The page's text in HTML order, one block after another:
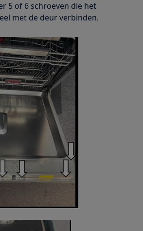
5 of 6 schroeven die het
met de deur verbinden.